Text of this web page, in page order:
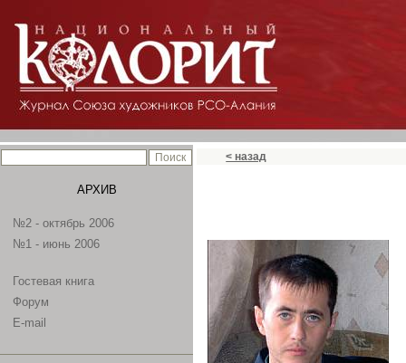
АРХИВ
№2 - октябрь 2006
№1 - июнь 2006
Гостевая книга
Форум
E-mail
< назад